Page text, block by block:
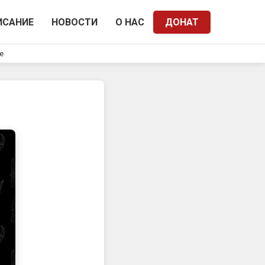
НОВОСТИ О НАС ДОНАТ